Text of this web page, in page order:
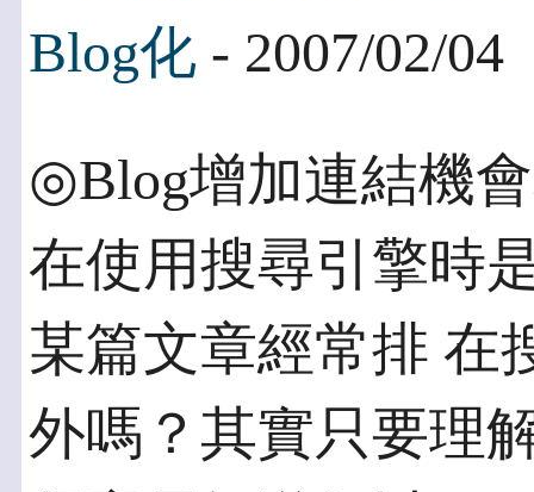
Blog化 - 2007/02/04
◎Blog增加連結機
在使用搜尋引擎時
某篇文章經常排 在
外嗎？其實只要理